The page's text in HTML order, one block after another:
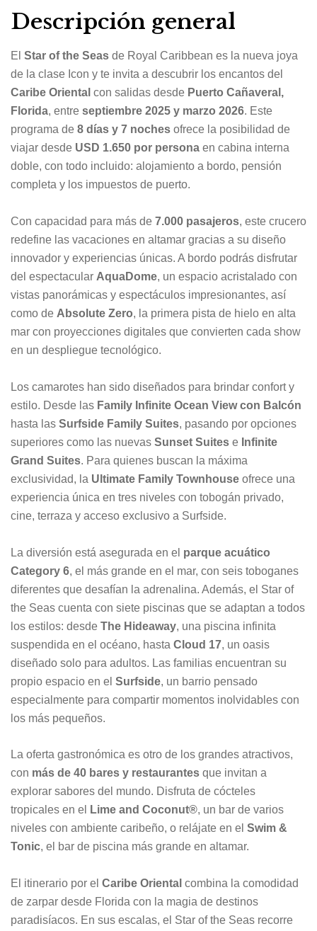
Descripción general
El Star of the Seas de Royal Caribbean es la nueva joya
de la clase Icon y te invita a descubrir los encantos del
Caribe Oriental con salidas desde Puerto Cañaveral,
Florida, entre septiembre 2025 y marzo 2026. Este
programa de 8 días y 7 noches ofrece la posibilidad de
viajar desde USD 1.650 por persona en cabina interna
doble, con todo incluido: alojamiento a bordo, pensión
completa y los impuestos de puerto.
Con capacidad para más de 7.000 pasajeros, este crucero
redefine las vacaciones en altamar gracias a su diseño
innovador y experiencias únicas. A bordo podrás disfrutar
del espectacular AquaDome, un espacio acristalado con
vistas panorámicas y espectáculos impresionantes, así
como de Absolute Zero, la primera pista de hielo en alta
mar con proyecciones digitales que convierten cada show
en un despliegue tecnológico.
Los camarotes han sido diseñados para brindar confort y
estilo. Desde las Family Infinite Ocean View con Balcón
hasta las Surfside Family Suites, pasando por opciones
superiores como las nuevas Sunset Suites e Infinite
Grand Suites. Para quienes buscan la máxima
exclusividad, la Ultimate Family Townhouse ofrece una
experiencia única en tres niveles con tobogán privado,
cine, terraza y acceso exclusivo a Surfside.
La diversión está asegurada en el parque acuático
Category 6, el más grande en el mar, con seis toboganes
diferentes que desafían la adrenalina. Además, el Star of
the Seas cuenta con siete piscinas que se adaptan a todos
los estilos: desde The Hideaway, una piscina infinita
suspendida en el océano, hasta Cloud 17, un oasis
diseñado solo para adultos. Las familias encuentran su
propio espacio en el Surfside, un barrio pensado
especialmente para compartir momentos inolvidables con
los más pequeños.
La oferta gastronómica es otro de los grandes atractivos,
con más de 40 bares y restaurantes que invitan a
explorar sabores del mundo. Disfruta de cócteles
tropicales en el
Lime and Coconut®, un bar de varios
niveles con ambiente caribeño, o relájate en el Swim &
Tonic, el bar de piscina más grande en altamar.
El itinerario por el Caribe Oriental combina la comodidad
de zarpar desde Florida con la magia de destinos
paradisíacos. En sus escalas, el Star of the Seas recorre